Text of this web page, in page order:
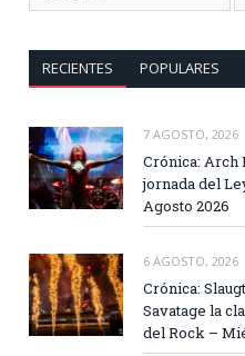
RECIENTES POPULARES
7 AGOSTO, 2026
Crónica: Arch
jornada del
Agosto 2026
6 AGOSTO, 2026
Crónica:
Savatage la
del Rock –